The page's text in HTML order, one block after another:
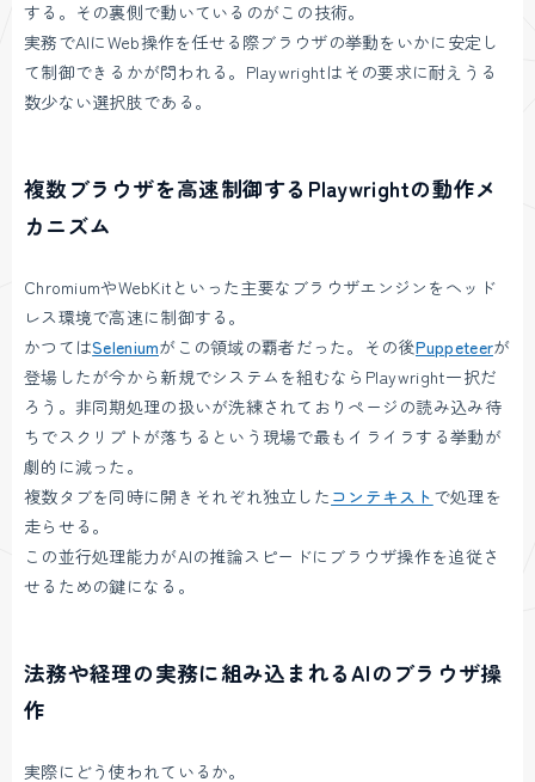
する。その裏側で動いているのがこの技術。
実務でAIにWeb操作を任せる際ブラウザの挙動をいかに安定し
て制御できるかが問われる。Playwrightはその要求に耐えうる
数少ない選択肢である。
複数ブラウザを高速制御するPlaywrightの動作メ
カニズム
ChromiumやWebKitといった主要なブラウザエンジンをヘッド
レス環境で高速に制御する。
かつてはSeleniumがこの領域の覇者だった。その後Puppeteerが
登場したが今から新規でシステムを組むならPlaywright一択だ
ろう。非同期処理の扱いが洗練されておりページの読み込み待
ちでスクリプトが落ちるという現場で最もイライラする挙動が
劇的に減った。
複数タブを同時に開きそれぞれ独立した コンテキスト で処理を
走らせる。
この並行処理能力がAIの推論スピードにブラウザ操作を追従さ
せるための鍵になる。
法務や経理の実務に組み込まれるAIのブラウザ操
作
実際にどう使われているか。